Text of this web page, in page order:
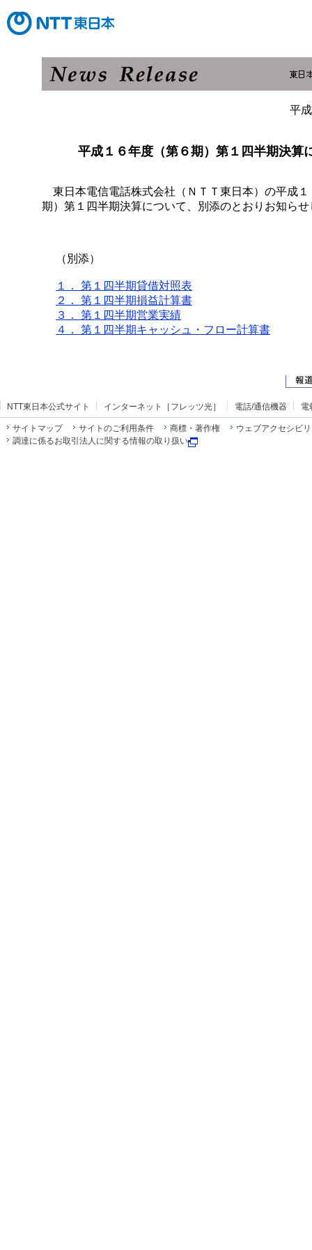
平
平成１６年度（第６期）第１四半期決算
東日本電信電話株式会社（ＮＴＴ東日本）の平成１
期）第１四半期決算について、別添のとおりお知らせ
（別添）
１． 第１四半期貸借対照表
２． 第１四半期損益計算書
３． 第１四半期営業実績
４． 第１四半期キャッシュ・フロー計算書
NTT東日本公式サイト インターネット［フレッツ光］ 電話/通信機器 電
サイトマップ サイトのご利用条件 商標・著作権
ウェブアクセシビ
調達に係るお取引法人に関する情報の取り扱い